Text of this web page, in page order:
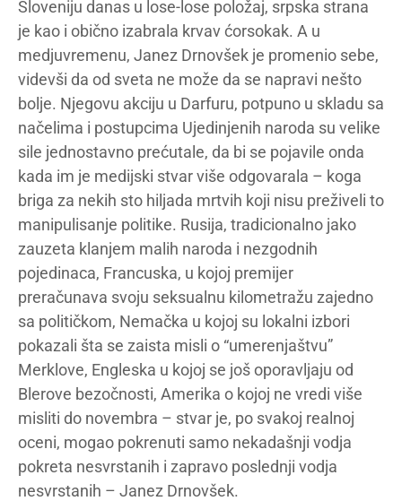
Sloveniju danas u lose-lose položaj, srpska strana
je kao i obično izabrala krvav ćorsokak. A u
medjuvremenu, Janez Drnovšek je promenio sebe,
videvši da od sveta ne može da se napravi nešto
bolje. Njegovu akciju u Darfuru, potpuno u skladu sa
načelima i postupcima Ujedinjenih naroda su velike
sile jednostavno prećutale, da bi se pojavile onda
kada im je medijski stvar više odgovarala – koga
briga za nekih sto hiljada mrtvih koji nisu preživeli to
manipulisanje politike. Rusija, tradicionalno jako
zauzeta klanjem malih naroda i nezgodnih
pojedinaca, Francuska, u kojoj premijer
preračunava svoju seksualnu kilometražu zajedno
sa političkom, Nemačka u kojoj su lokalni izbori
pokazali šta se zaista misli o “umerenjaštvu”
Merklove, Engleska u kojoj se još oporavljaju od
Blerove bezočnosti, Amerika o kojoj ne vredi više
misliti do novembra – stvar je, po svakoj realnoj
oceni, mogao pokrenuti samo nekadašnji vodja
pokreta nesvrstanih i zapravo poslednji vodja
nesvrstanih – Janez Drnovšek.